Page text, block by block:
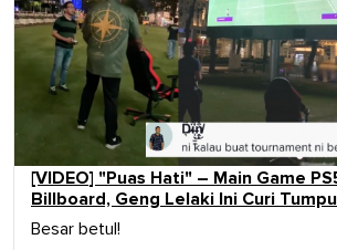
[VIDEO] "Puas Hati" – Main Game
Billboard, Geng Lelaki Ini Curi
Besar betul!